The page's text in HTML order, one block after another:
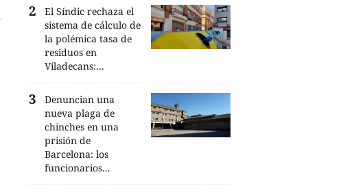
El Síndic rechaza el
sistema de cálculo de
la polémica tasa de
residuos en
Viladecans:...
Denuncian una
nueva plaga de
chinches en una
prisión de
Barcelona: los
funcionarios...